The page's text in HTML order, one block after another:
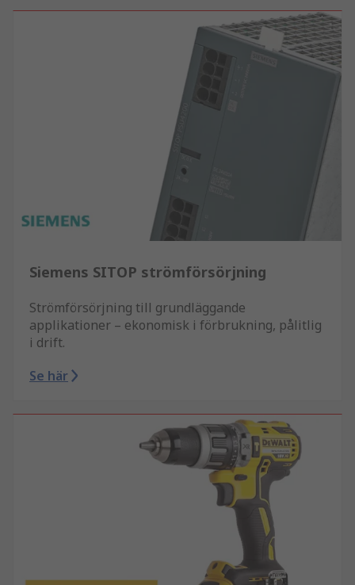
Siemens SITOP strömförsörjning
Strömförsörjning till grundläggande
applikationer – ekonomisk i förbrukning, pålitlig
i drift.
Se här